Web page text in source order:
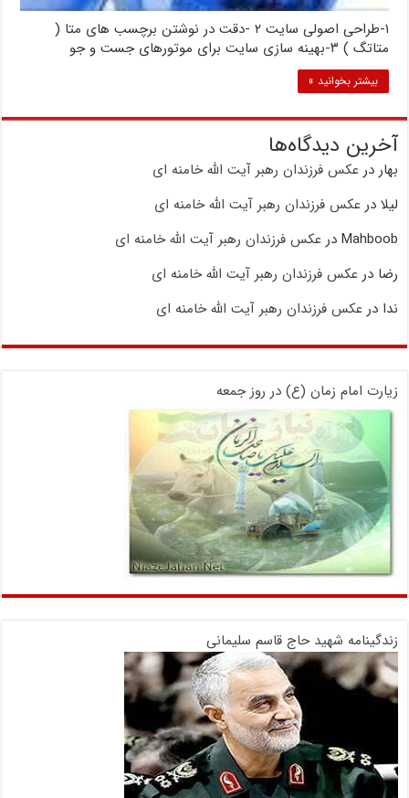
۱-طراحی اصولی سایت ۲ -دقت در نوشتن برچسب های متا (
متاتگ ) ۳-بهینه سازی سایت برای موتورهای جست و جو
بیشتر بخوانید »
آخرین دیدگاه‌ها
بهار درعکس فرزندان رهبر آیت الله خامنه ای
لیلا درعکس فرزندان رهبر آیت الله خامنه ای
Mahboob درعکس فرزندان رهبر آیت الله خامنه ای
رضا درعکس فرزندان رهبر آیت الله خامنه ای
ندا درعکس فرزندان رهبر آیت الله خامنه ای
زیارت امام زمان (ع) در روز جمعه
زندگینامه شهید حاج قاسم سلیمانی